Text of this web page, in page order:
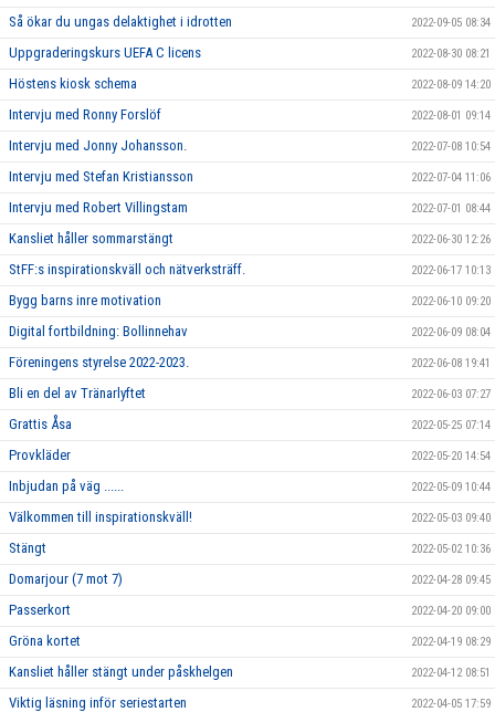
Så ökar du ungas delaktighet i idrotten 2022-09-05 08:34
Uppgraderingskurs UEFA C licens 2022-08-30 08:21
Höstens kiosk schema 2022-08-09 14:20
Intervju med Ronny Forslöf 2022-08-01 09:14
Intervju med Jonny Johansson. 2022-07-08 10:54
Intervju med Stefan Kristiansson 2022-07-04 11:06
Intervju med Robert Villingstam 2022-07-01 08:44
Kansliet håller sommarstängt 2022-06-30 12:26
StFF:s inspirationskväll och nätverksträff. 2022-06-17 10:13
Bygg barns inre motivation 2022-06-10 09:20
Digital fortbildning: Bollinnehav 2022-06-09 08:04
Föreningens styrelse 2022-2023. 2022-06-08 19:41
Bli en del av Tränarlyftet 2022-06-03 07:27
Grattis Åsa 2022-05-25 07:14
Provkläder 2022-05-20 14:54
Inbjudan på väg ...... 2022-05-09 10:44
Välkommen till inspirationskväll! 2022-05-03 09:40
Stängt 2022-05-02 10:36
Domarjour (7 mot 7) 2022-04-28 09:45
Passerkort 2022-04-20 09:00
Gröna kortet 2022-04-19 08:29
Kansliet håller stängt under påskhelgen 2022-04-12 08:51
Viktig läsning inför seriestarten 2022-04-05 17:59